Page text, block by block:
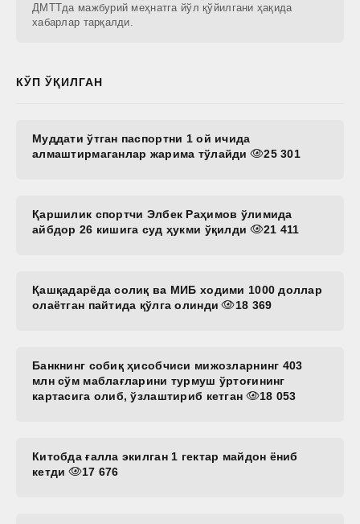
ДМТТда мажбурий меҳнатга йўл қўйилгани ҳақида
хабарлар тарқалди.
КЎП ЎҚИЛГАН
Муддати ўтган паспортни 1 ой ичида
алмаштирмаганлар жарима тўлайди
25 301
Қаршилик спортчи Элбек Раҳимов ўлимида
айбдор 26 кишига суд ҳукми ўқилди
21 411
Қашқадарёда солиқ ва МИБ ходими 1000 доллар
олаётган пайтида қўлга олинди
18 369
Банкнинг собиқ ҳисобчиси мижозларнинг 403
млн сўм маблағларини турмуш ўртоғининг
картасига олиб, ўзлаштириб кетган
18 053
Китобда ғалла экилган 1 гектар майдон ёниб
кетди
17 676